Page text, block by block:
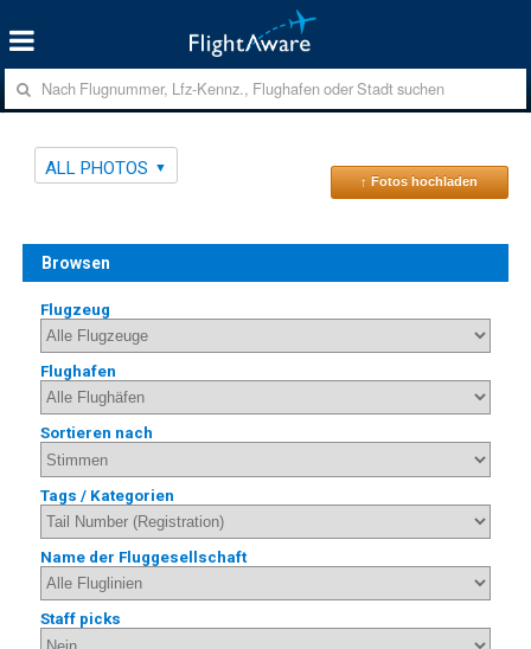
ALL PHOTOS
↑ Fotos hochladen
Browsen
Flugzeug
Flughafen
Sortieren nach
Tags / Kategorien
Name der Fluggesellschaft
Staff picks